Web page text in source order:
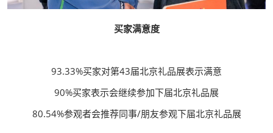
买家满意度
93.33%买家对第43届北京礼品展表示满意
90%买家表示会继续参加下届北京礼品展
80.54%参观者会推荐同事/朋友参观下届北京礼品展